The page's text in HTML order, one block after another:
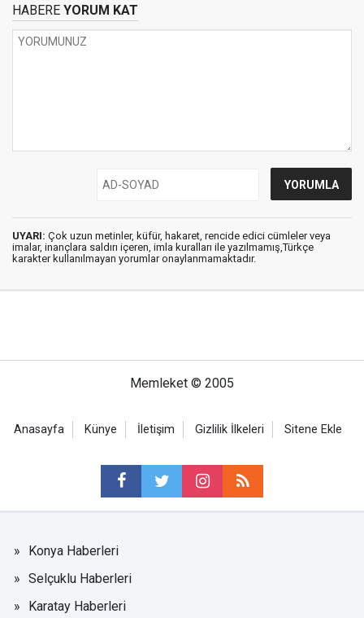
HABERE YORUM KAT
UYARI: Çok uzun metinler, küfür, hakaret, rencide edici cümleler veya
imalar, inançlara saldırı içeren, imla kuralları ile yazılmamış,Türkçe
karakter kullanılmayan yorumlar onaylanmamaktadır.
Memleket © 2005
Anasayfa Künye İletişim Gizlilik İlkeleri Sitene Ekle
Konya Haberleri
Selçuklu Haberleri
Karatay Haberleri